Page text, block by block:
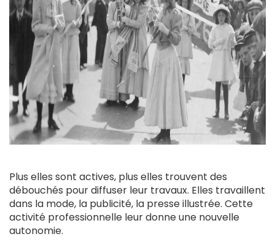
Plus elles sont actives, plus elles trouvent des
débouchés pour diffuser leur travaux. Elles travaillent
dans la mode, la publicité, la presse illustrée. Cette
activité professionnelle leur donne une nouvelle
autonomie.